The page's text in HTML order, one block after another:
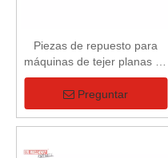
Piezas de repuesto para
máquinas de tejer planas de
doble sistema - Detector de
agujas
Preguntar